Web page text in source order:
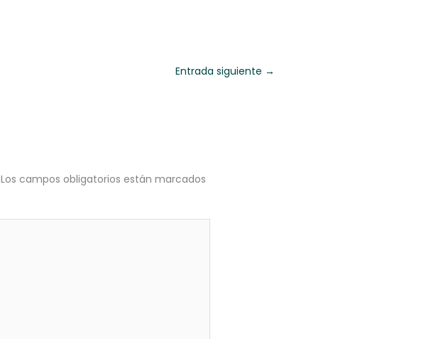
Entrada siguiente →
Los campos obligatorios están marcados